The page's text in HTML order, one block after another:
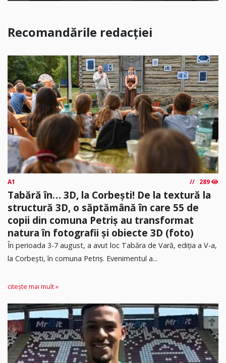
Recomandările redacției
A1 289
Tabără în… 3D, la Corbești! De la textură la
structură 3D, o săptămână în care 55 de
copii din comuna Petriș au transformat
natura în fotografii și obiecte 3D (foto)
În perioada 3-7 august, a avut loc Tabăra de Vară, ediția a V-a,
la Corbești, în comuna Petriș. Evenimentul a...
citește mai mult »